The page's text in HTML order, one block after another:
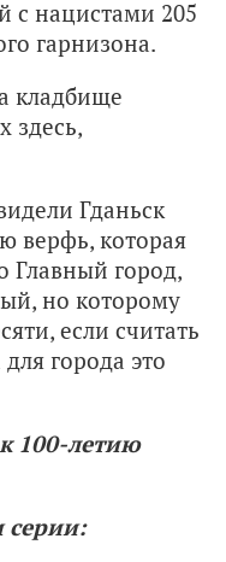
с нацистами 205
гарнизона.
кладбище
здесь,
Гданьск
верфь, которая
Главный город,
но которому
если считать
города это
100-летию
серии: